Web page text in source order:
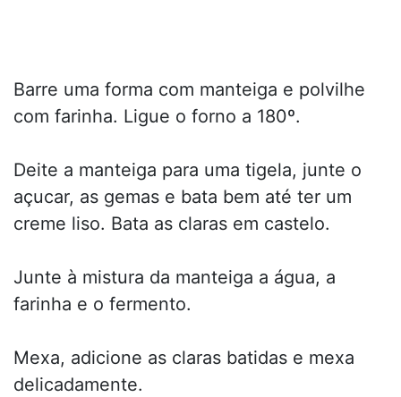
Barre uma forma com manteiga e polvilhe
com farinha. Ligue o forno a 180º.
Deite a manteiga para uma tigela, junte o
açucar, as gemas e bata bem até ter um
creme liso. Bata as claras em castelo.
Junte à mistura da manteiga a água, a
farinha e o fermento.
Mexa, adicione as claras batidas e mexa
delicadamente.